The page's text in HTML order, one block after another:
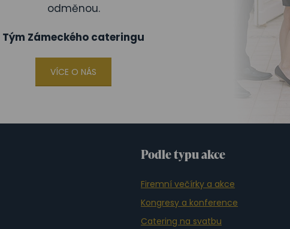
odměnou.
Tým Zámeckého cateringu
VÍCE O NÁS
Podle typu akce
Firemní večírky a akce
Kongresy a konference
Catering na svatbu